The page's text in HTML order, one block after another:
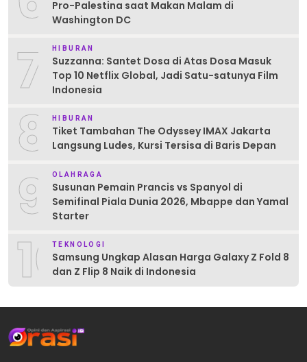
Pro-Palestina saat Makan Malam di
Washington DC
7 HIBURAN
Suzzanna: Santet Dosa di Atas Dosa Masuk
Top 10 Netflix Global, Jadi Satu-satunya Film
Indonesia
8 HIBURAN
Tiket Tambahan The Odyssey IMAX Jakarta
Langsung Ludes, Kursi Tersisa di Baris Depan
9 OLAHRAGA
Susunan Pemain Prancis vs Spanyol di
Semifinal Piala Dunia 2026, Mbappe dan Yamal
Starter
10TEKNOLOGI
Samsung Ungkap Alasan Harga Galaxy Z Fold 8
dan Z Flip 8 Naik di Indonesia